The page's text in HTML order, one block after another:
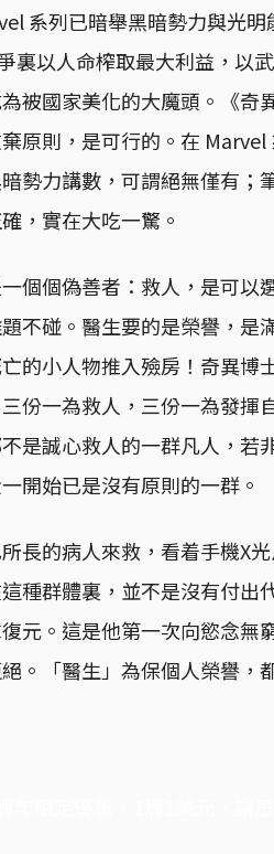
系列已暗舉黑暗勢力與光明
裏以人命榨取最大利益，以
被國家美化的大魔頭。《奇
原則，是可行的。在
勢力講數，可謂絕無僅有；
，實在大吃一驚。
個個偽善者：救人，是可
不碰。醫生要的是榮譽，
的小人物推入殮房！奇異博
份一為救人，三份一為發揮
是誠心救人的一群凡人，若
開始已是沒有原則的一群。
長的病人來救，看着手機X
種群體裏，並不是沒有付出
元。這是他第一次向慾念無
。「醫生」為保個人榮譽，